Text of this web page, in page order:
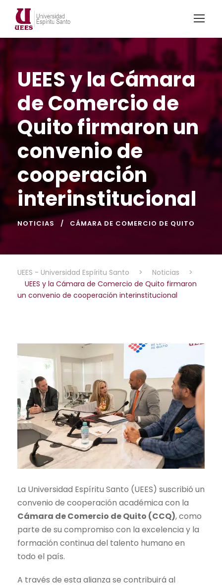
UEES y la Cámara
de Comercio de
Quito firmaron un
convenio de
cooperación
interinstitucional
NOTICIAS CÁMARA DE COMERCIO DE QUITO
UEES - Universidad Espíritu Santo > Noticias
>
UEES y la Cámara de Comercio de Quito firmaron
un convenio de cooperación interinstitucional
La Universidad Espíritu Santo (UEES) suscribió un
convenio de cooperación académica con la
Cámara de Comercio de Quito (CCQ), como
parte de su compromiso con la excelencia y la
formación continua del talento humano en
todo el país.
A través de esta alianza se contribuirá al